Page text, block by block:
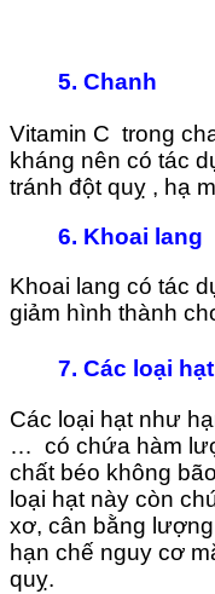
5. Chanh
Vitamin C trong
kháng nên có tác
tránh đột quỵ , hạ
6. Khoai lang
Khoai lang có tác
giảm hình thành
7. Các loại hạt
Các loại hạt như
… có chứa hàm
chất béo không
loại hạt này còn
xơ, cân bằng
hạn chế nguy cơ
quỵ.